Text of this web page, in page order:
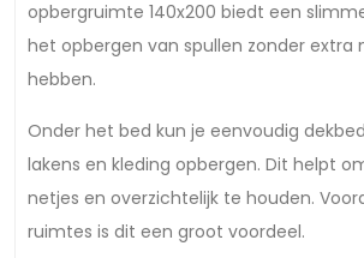
opbergruimte 140x200 biedt een
het opbergen van spullen zonder extra
hebben.
Onder het bed kun je eenvoudig
lakens en kleding opbergen. Dit helpt
netjes en overzichtelijk te houden.
ruimtes is dit een groot voordeel.